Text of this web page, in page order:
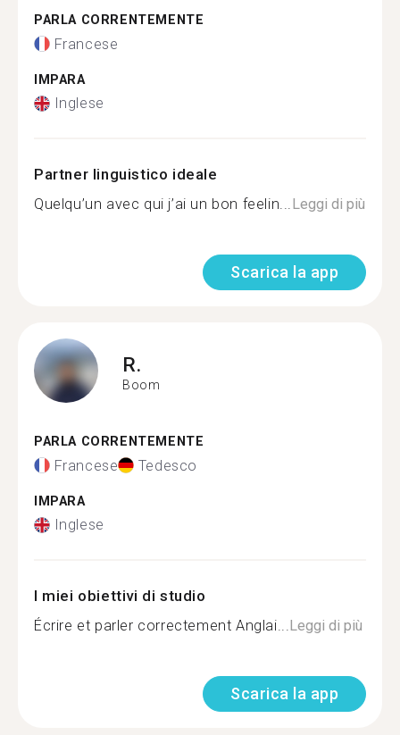
PARLA CORRENTEMENTE
Francese
IMPARA
Inglese
Partner linguistico ideale
Quelqu’un avec qui j’ai un bon feelin...Leggi di più
Scarica la app
R.
Boom
PARLA CORRENTEMENTE
Francese Tedesco
IMPARA
Inglese
I miei obiettivi di studio
Écrire et parler correctement Anglai...Leggi di più
Scarica la app